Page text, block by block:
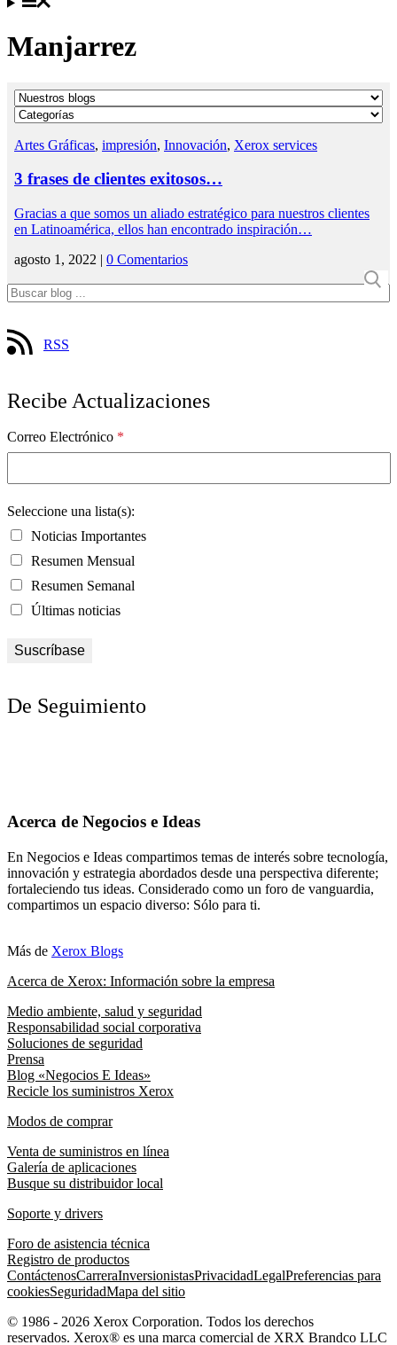
Manjarrez
Artes Gráficas, impresión, Innovación, Xerox services
3 frases de clientes exitosos…
Gracias a que somos un aliado estratégico para nuestros clientes
en Latinoamérica, ellos han encontrado inspiración…
agosto 1, 2022 | 0 Comentarios
RSS
Recibe Actualizaciones
Correo Electrónico *
Seleccione una lista(s):
Noticias Importantes
Resumen Mensual
Resumen Semanal
Últimas noticias
De Seguimiento
Acerca de Negocios e Ideas
En Negocios e Ideas compartimos temas de interés sobre tecnología,
innovación y estrategia abordados desde una perspectiva diferente;
fortaleciendo tus ideas. Considerado como un foro de vanguardia,
compartimos un espacio diverso: Sólo para ti.
Más de Xerox Blogs
Acerca de Xerox: Información sobre la empresa
Medio ambiente, salud y seguridad
Responsabilidad social corporativa
Soluciones de seguridad
Prensa
Blog «Negocios E Ideas»
Recicle los suministros Xerox
Modos de comprar
Venta de suministros en línea
Galería de aplicaciones
Busque su distribuidor local
Soporte y drivers
Foro de asistencia técnica
Registro de productos
ContáctenosCarreraInversionistasPrivacidadLegalPreferencias para
cookiesSeguridadMapa del sitio
© 1986 - 2026 Xerox Corporation. Todos los derechos
reservados. Xerox® es una marca comercial de XRX Brandco LLC